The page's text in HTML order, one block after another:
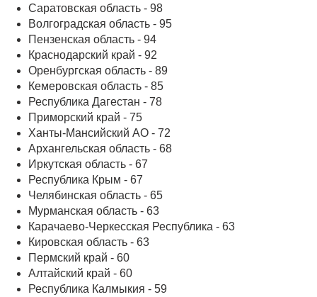
Саратовская область - 98
Волгоградская область - 95
Пензенская область - 94
Краснодарский край - 92
Оренбургская область - 89
Кемеровская область - 85
Республика Дагестан - 78
Приморский край - 75
Ханты-Мансийский АО - 72
Архангельская область - 68
Иркутская область - 67
Республика Крым - 67
Челябинская область - 65
Мурманская область - 63
Карачаево-Черкесская Республика - 63
Кировская область - 63
Пермский край - 60
Алтайский край - 60
Республика Калмыкия - 59